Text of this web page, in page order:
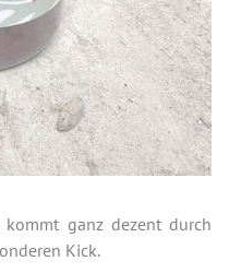
kommt ganz dezent durch
Kick.